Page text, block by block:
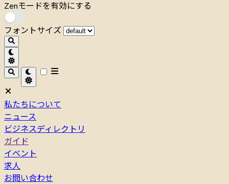
Zenモードを有効にする
フォントサイズ
私たちについて
ニュース
ビジネスディレクトリ
ガイド
イベント
求人
お問い合わせ